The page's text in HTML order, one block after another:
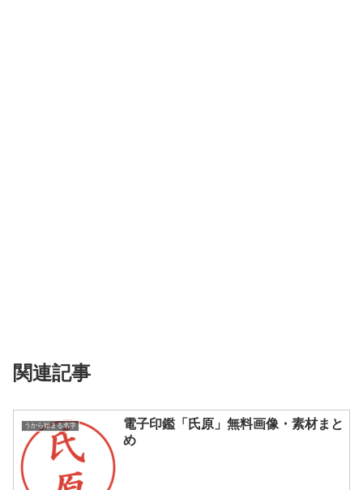
関連記事
うから始まる名字
電子印鑑「氏原」無料画像・素材まと
め